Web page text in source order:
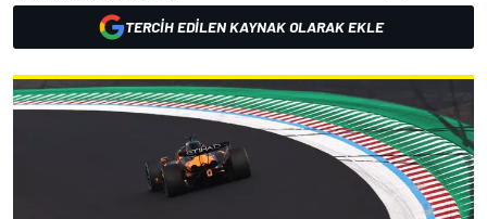
TERCIH EDILEN KAYNAK OLARAK EKLE